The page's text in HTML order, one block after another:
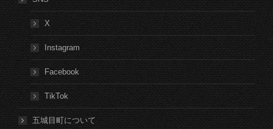
X
Instagram
Facebook
TikTok
五城目町について